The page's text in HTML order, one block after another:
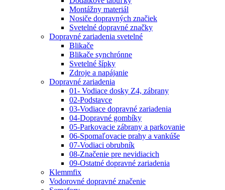
Montážny materiál
Nosiče dopravných značiek
Svetelné dopravné značky
Dopravné zariadenia svetelné
Blikače
Blikače synchrónne
Svetelné šípky
Zdroje a napájanie
Dopravné zariadenia
01- Vodiace dosky Z4, zábrany
02-Podstavce
03-Vodiace dopravné zariadenia
04-Dopravné gombíky
05-Parkovacie zábrany a parkovanie
06-Spomaľovacie prahy a vankúše
07-Vodiaci obrubník
08-Značenie pre nevidiacich
09-Ostatné dopravné zariadenia
Klemmfix
Vodorovné dopravné značenie